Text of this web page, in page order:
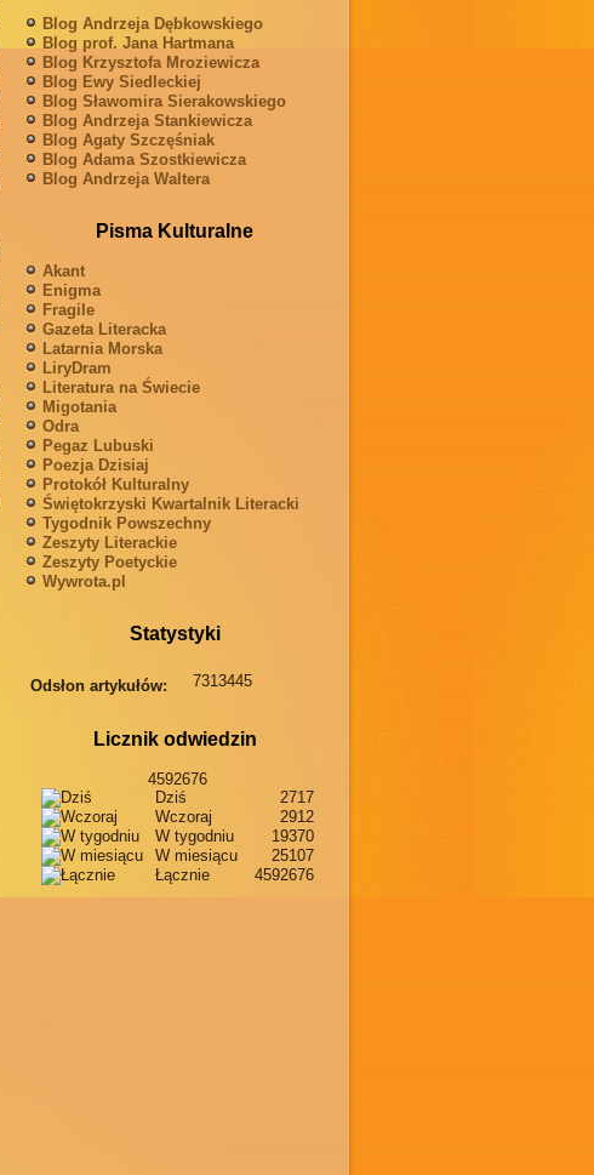
Blog Andrzeja Dębkowskiego
Blog prof. Jana Hartmana
Blog Krzysztofa Mroziewicza
Blog Ewy Siedleckiej
Blog Sławomira Sierakowskiego
Blog Andrzeja Stankiewicza
Blog Agaty Szczęśniak
Blog Adama Szostkiewicza
Blog Andrzeja Waltera
Pisma Kulturalne
Akant
Enigma
Fragile
Gazeta Literacka
Latarnia Morska
LiryDram
Literatura na Świecie
Migotania
Odra
Pegaz Lubuski
Poezja Dzisiaj
Protokół Kulturalny
Świętokrzyski Kwartalnik Literacki
Tygodnik Powszechny
Zeszyty Literackie
Zeszyty Poetyckie
Wywrota.pl
Statystyki
Odsłon artykułów: 7313445
Licznik odwiedzin
4592676
Dziś
2717
Wczoraj
2912
W tygodniu
19370
W miesiącu
25107
Łącznie
4592676